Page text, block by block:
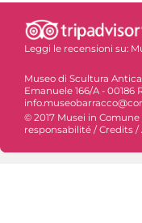
Leggi le recensioni su:
Museo di Scultura
Emanuele 166/A - 00186
© 2017 Musei in Comune
responsabilité /Credits /